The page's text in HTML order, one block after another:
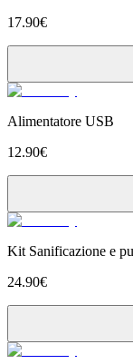
17.90€
Alimentatore USB
12.90€
Kit Sanificazione e
24.90€